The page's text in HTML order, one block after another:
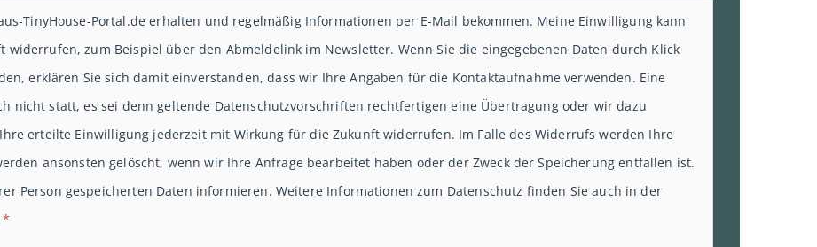
TinyHouse-Portal.de erhalten und regelmäßig Informationen per E-Mail bekommen. Meine Einwilligung kann
zum Beispiel über den Abmeldelink im Newsletter. Wenn Sie die eingegebenen Daten durch Klick
erklären Sie sich damit einverstanden, dass wir Ihre Angaben für die Kontaktaufnahme verwenden. Eine
nicht statt, es sei denn geltende Datenschutzvorschriften rechtfertigen eine Übertragung oder wir dazu
erteilte Einwilligung jederzeit mit Wirkung für die Zukunft widerrufen. Im Falle des Widerrufs werden Ihre
ansonsten gelöscht, wenn wir Ihre Anfrage bearbeitet haben oder der Zweck der Speicherung entfallen ist.
Person gespeicherten Daten informieren. Weitere Informationen zum Datenschutz finden Sie auch in der
*